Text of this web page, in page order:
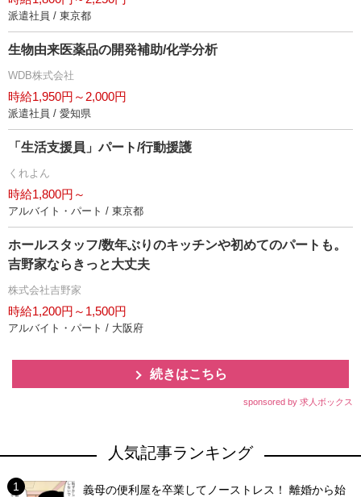
派遣社員 / 東京都
生物由来医薬品の開発補助/化学分析
WDB株式会社
時給1,950円～2,000円
派遣社員 / 愛知県
「生活支援員」パート/行動援護
くれよん
時給1,800円～
アルバイト・パート / 東京都
ホールスタッフ/数年ぶりのキッチンや初めてのパートも。
吉野家ならきっと大丈夫
株式会社吉野家
時給1,200円～1,500円
アルバイト・パート / 大阪府
続きはこちら
sponsored by 求人ボックス
人気記事ランキング
義母の便利屋を卒業してノーストレス！ 離婚から始